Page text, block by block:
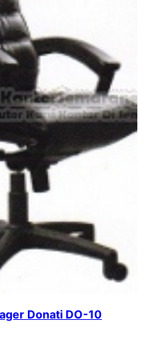
Donati DO-10